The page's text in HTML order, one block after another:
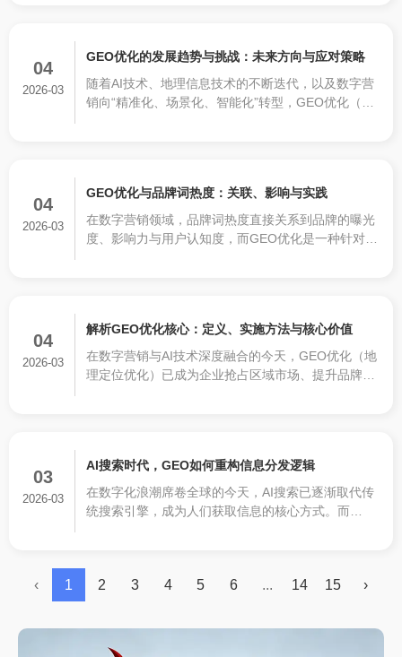
04
2026-03
GEO优化的发展趋势与挑战：未来方向与应对策略
随着AI技术、地理信息技术的不断迭代，以及数字营
销向“精准化、场景化、智能化”转型，GEO优化（AI
04
2026-03
GEO优化与品牌词热度：关联、影响与实践
在数字营销领域，品牌词热度直接关系到品牌的曝光
度、影响力与用户认知度，而GEO优化是一种针对AI
04
2026-03
解析GEO优化核心：定义、实施方法与核心价值
在数字营销与AI技术深度融合的今天，GEO优化（地
理定位优化）已成为企业抢占区域市场、提升品牌影
03
2026-03
AI搜索时代，GEO如何重构信息分发逻辑
在数字化浪潮席卷全球的今天，AI搜索已逐渐取代传
统搜索引擎，成为人们获取信息的核心方式。而
‹ 1 2 3 4 5 6 ... 14 15 ›